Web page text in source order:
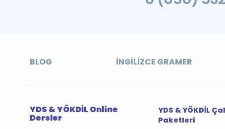
BLOG İNGILIZCE GRAMER
YDS & YÖKDİL Online
Dersler
YDS & YÖKDİL
Paketleri